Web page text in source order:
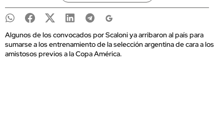
Algunos de los convocados por Scaloni ya arribaron al país para
sumarse a los entrenamiento de la selección argentina de cara a los
amistosos previos a la Copa América.